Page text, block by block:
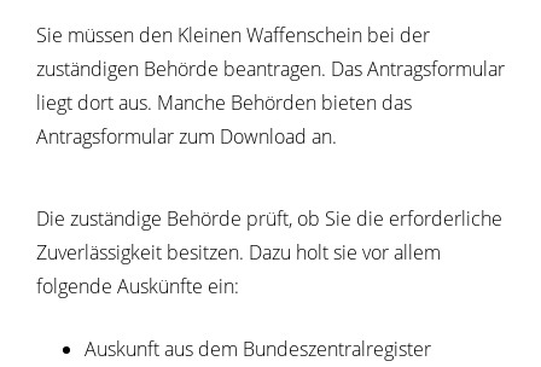
Sie müssen den Kleinen Waffenschein bei der
zuständigen Behörde beantragen. Das Antragsformular
liegt dort aus. Manche Behörden bieten das
Antragsformular zum Download an.
Die zuständige Behörde prüft, ob Sie die erforderliche
Zuverlässigkeit besitzen. Dazu holt sie vor allem
folgende Auskünfte ein:
Auskunft aus dem Bundeszentralregister